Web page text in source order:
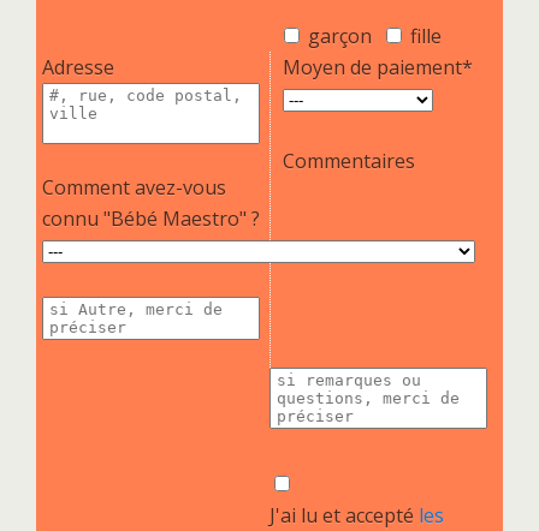
garçon
fille
Adresse
Comment avez-vous
connu "Bébé Maestro" ?
Moyen de paiement*
Commentaires
J'ai lu et accepté les